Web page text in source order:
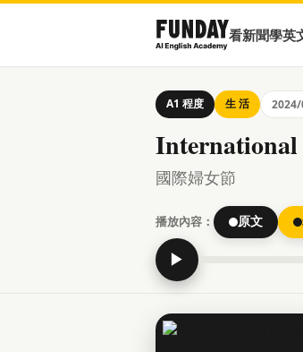
看新聞學英
A1 程度 生 活
International
國際婦女節
播放內容： 原文
▶